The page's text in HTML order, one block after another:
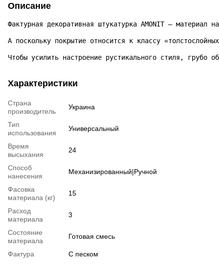
Описание
Фактурная декоративная штукатурка AMONIT –
А поскольку покрытие относится к классу
Чтобы усилить настроение рустикального стиля, грубо
Характеристики
Страна
производитель
Украина
Тип
использования
Универсальный
Время
высыхания
24
Способ
нанесения
Механизированный|Ручной
Фасовка
материала (кг)
15
Расход
материала
3
Состояние
материала
Готовая смесь
Фактура С песком